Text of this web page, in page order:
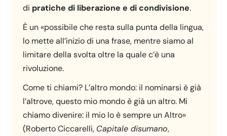
di pratiche di liberazione e di condivisione.
È un «possibile che resta sulla punta della lingua,
lo mette all’inizio di una frase, mentre siamo al
limitare della svolta oltre la quale c’è una
rivoluzione.
Come ti chiami? L’altro mondo: il nominarsi è già
l’altrove, questo mio mondo è già un altro. Mi
chiamo divenire: il mio Io è sempre un Altro»
(Roberto Ciccarelli, Capitale disumano,